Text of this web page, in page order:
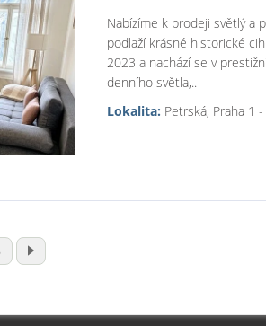
Nabízíme k prodeji světlý a
podlaží krásné historické
2023 a nachází se v
denního světla,..
Lokalita: Petrská, Praha 1